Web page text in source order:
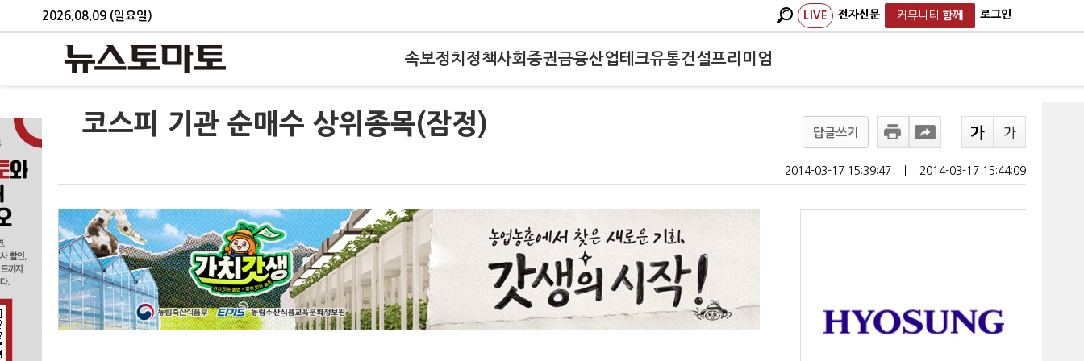
2026.08.09 (일요일) LIVE 전자신문 커뮤니티 함께 로그인
속보정치 정책사회 증권금융산업테크유통건설프리미엄
코스피 기관 순매수 상위종목(잠정) 답글쓰기
2014-03-17 15:39:47 2014-03-17 15:44:09